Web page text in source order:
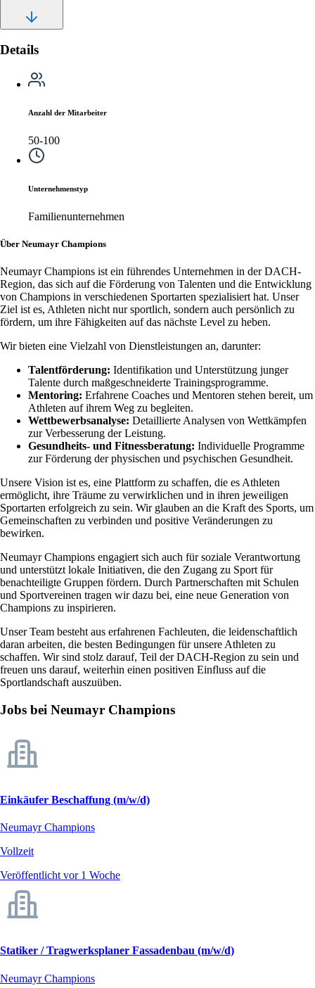
Details
Anzahl der Mitarbeiter
50-100
Unternehmenstyp
Familienunternehmen
Über Neumayr Champions
Neumayr Champions ist ein führendes Unternehmen in der DACH-
Region, das sich auf die Förderung von Talenten und die Entwicklung
von Champions in verschiedenen Sportarten spezialisiert hat. Unser
Ziel ist es, Athleten nicht nur sportlich, sondern auch persönlich zu
fördern, um ihre Fähigkeiten auf das nächste Level zu heben.
Wir bieten eine Vielzahl von Dienstleistungen an, darunter:
Talentförderung: Identifikation und Unterstützung junger
Talente durch maßgeschneiderte Trainingsprogramme.
Mentoring: Erfahrene Coaches und Mentoren stehen bereit, um
Athleten auf ihrem Weg zu begleiten.
Wettbewerbsanalyse: Detaillierte Analysen von Wettkämpfen
zur Verbesserung der Leistung.
Gesundheits- und Fitnessberatung: Individuelle Programme
zur Förderung der physischen und psychischen Gesundheit.
Unsere Vision ist es, eine Plattform zu schaffen, die es Athleten
ermöglicht, ihre Träume zu verwirklichen und in ihren jeweiligen
Sportarten erfolgreich zu sein. Wir glauben an die Kraft des Sports, um
Gemeinschaften zu verbinden und positive Veränderungen zu
bewirken.
Neumayr Champions engagiert sich auch für soziale Verantwortung
und unterstützt lokale Initiativen, die den Zugang zu Sport für
benachteiligte Gruppen fördern. Durch Partnerschaften mit Schulen
und Sportvereinen tragen wir dazu bei, eine neue Generation von
Champions zu inspirieren.
Unser Team besteht aus erfahrenen Fachleuten, die leidenschaftlich
daran arbeiten, die besten Bedingungen für unsere Athleten zu
schaffen. Wir sind stolz darauf, Teil der DACH-Region zu sein und
freuen uns darauf, weiterhin einen positiven Einfluss auf die
Sportlandschaft auszuüben.
Jobs bei Neumayr Champions
Einkäufer Beschaffung (m/w/d)
Neumayr Champions
Vollzeit
Veröffentlicht vor 1 Woche
Statiker / Tragwerksplaner Fassadenbau (m/w/d)
Neumayr Champions